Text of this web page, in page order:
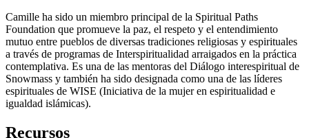
Camille ha sido un miembro principal de la Spiritual Paths
Foundation que promueve la paz, el respeto y el entendimiento
mutuo entre pueblos de diversas tradiciones religiosas y espirituales
a través de programas de Interspiritualidad arraigados en la práctica
contemplativa. Es una de las mentoras del Diálogo interespiritual de
Snowmass y también ha sido designada como una de las líderes
espirituales de WISE (Iniciativa de la mujer en espiritualidad e
igualdad islámicas).
Recursos